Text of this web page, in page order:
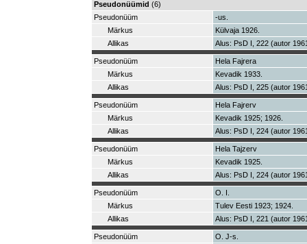
Pseudonüümid (6)
Pseudonüüm
-us.
Märkus
Külvaja 1926.
Allikas
Alus: PsD I, 222 (autor
Pseudonüüm
Hela Fajrera
Märkus
Kevadik 1933.
Allikas
Alus: PsD I, 225 (autor
Pseudonüüm
Hela Fajrerv
Märkus
Kevadik 1925; 1926.
Allikas
Alus: PsD I, 224 (autor
Pseudonüüm
Hela Tajzerv
Märkus
Kevadik 1925.
Allikas
Alus: PsD I, 224 (autor
Pseudonüüm
O. I.
Märkus
Tulev Eesti 1923; 1924.
Allikas
Alus: PsD I, 221 (autor
Pseudonüüm
O. J-s.